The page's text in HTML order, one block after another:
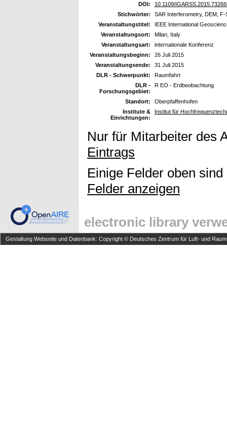
DOI:
10.1109/
Stichwörter:
SAR Interferometry, DEM, F-
Veranstaltungstitel:
IEEE International
Veranstaltungsort:
Milan, Italy
Veranstaltungsart:
internationale Konferenz
Veranstaltungsbeginn:
26 Juli 2015
Veranstaltungsende:
31 Juli 2015
DLR - Schwerpunkt:
Raumfahrt
DLR -
Forschungsgebiet:
R EO - Erdbeobachtung
Standort:
Oberpfaffenhofen
Institute &
Einrichtungen:
Institut für
Nur für Mitarbeiter des
Eintrags
Einige Felder oben
Felder anzeigen
electronic library
Gestaltung Webseite und Datenbank: Copyright © Deutsches Zentrum für Luft- und